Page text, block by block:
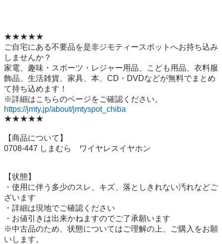
★★★★★
ご自宅にある不要品を是非ジモティースポットへお持ち込み
しませんか？
家電、趣味・スポーツ・レジャー用品、こども用品、衣料服
飾品、生活雑貨、家具、本、CD・DVDなどが無料でまとめ
て持ち込めます！
https://jmty.jp/about/jmtyspot_chiba
★★★★★
【商品について】
0708-447 しまむら　ワイヤレスイヤホン
【状態】
・使用に伴う多少のスレ、キズ、落としきれない汚れなどご
ざいます
・詳細は現地でご確認ください
・お値引きは出来かねますのでご了承願います
※中古品のため、状態についてはご理解の上、ご購入をお願
いします。